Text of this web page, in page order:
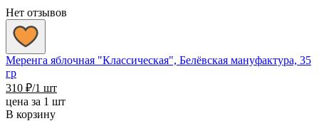
Нет отзывов
Меренга яблочная "Классическая", Белёвская мануфактура, 35
гр
310 ₽/1 шт
цена за 1 шт
В корзину